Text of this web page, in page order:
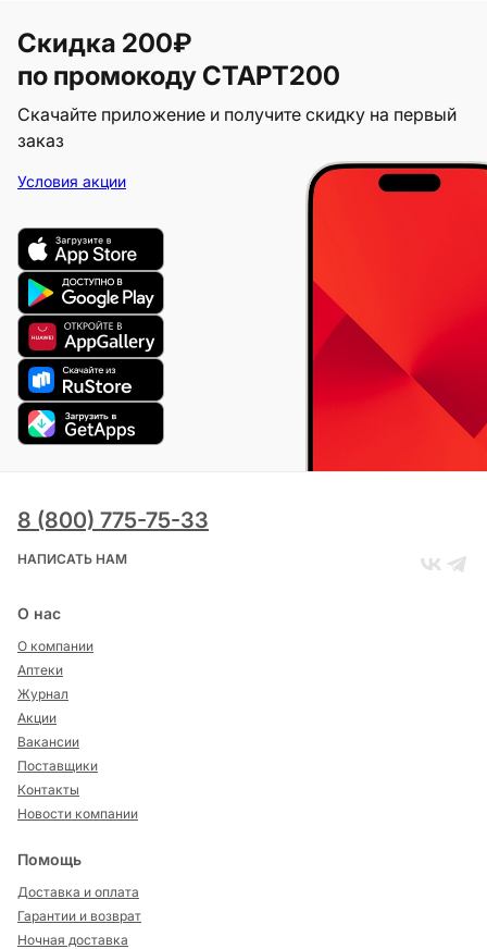
Скидка 200₽
по промокоду СТАРТ200
Скачайте приложение и получите скидку на первый
заказ
Условия акции
8 (800) 775-75-33
НАПИСАТЬ НАМ
О нас
О компании
Аптеки
Журнал
Акции
Вакансии
Поставщики
Контакты
Новости компании
Помощь
Доставка и оплата
Гарантии и возврат
Ночная доставка